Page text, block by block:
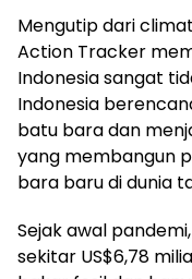
Mengutip dari
Action Tracker
Indonesia sangat
Indonesia
batu bara dan
yang membangun
bara baru di dunia
Sejak awal
sekitar US$6,78